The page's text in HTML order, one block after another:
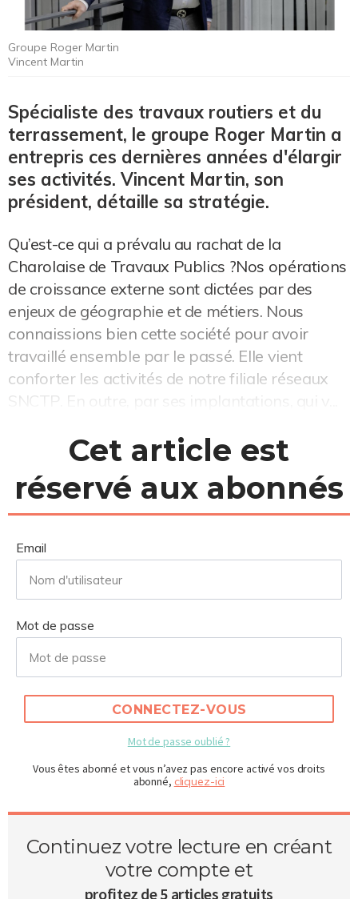
Groupe Roger Martin
Vincent Martin
Spécialiste des travaux routiers et du
terrassement, le groupe Roger Martin a
entrepris ces dernières années d'élargir
ses activités. Vincent Martin, son
président, détaille sa stratégie.
Qu’est-ce qui a prévalu au rachat de la
Charolaise de Travaux Publics ?Nos opérations
de croissance externe sont dictées par des
enjeux de géographie et de métiers. Nous
connaissions bien cette société pour avoir
travaillé ensemble par le passé. Elle vient
conforter les activités de notre filiale réseaux
SNCTP. En outre, par ses implantations, qui v...
Cet article est
réservé aux abonnés
Email
Mot de passe
CONNECTEZ-VOUS
Mot de passe oublié ?
Vous êtes abonné et vous n’avez pas encore activé vos droits
abonné, cliquez-ici
Continuez votre lecture en créant
votre compte et
profitez de 5 articles gratuits